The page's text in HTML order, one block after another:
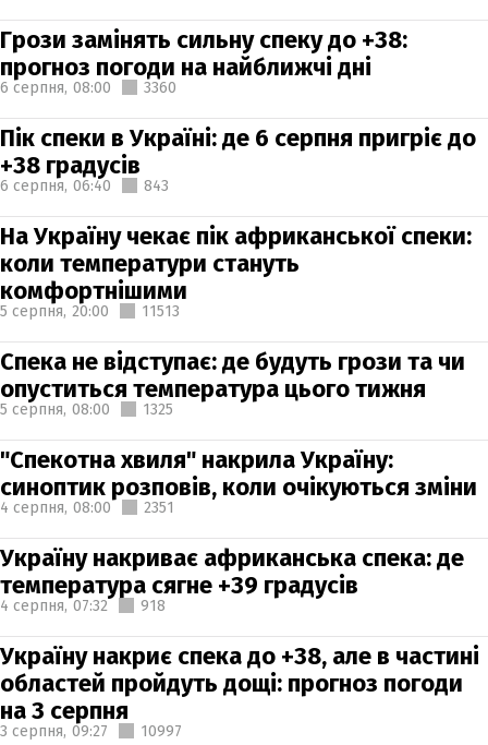
Грози замінять сильну спеку до +38:
прогноз погоди на найближчі дні
6 серпня, 08:00 3360
Пік спеки в Україні: де 6 серпня пригріє до
+38 градусів
6 серпня, 06:40 843
На Україну чекає пік африканської спеки:
коли температури стануть
комфортнішими
5 серпня, 20:00 11513
Спека не відступає: де будуть грози та чи
опуститься температура цього тижня
5 серпня, 08:00 1325
"Спекотна хвиля" накрила Україну:
синоптик розповів, коли очікуються зміни
4 серпня, 08:00 2351
Україну накриває африканська спека: де
температура сягне +39 градусів
4 серпня, 07:32 918
Україну накриє спека до +38, але в частині
областей пройдуть дощі: прогноз погоди
на 3 серпня
3 серпня, 09:27 10997